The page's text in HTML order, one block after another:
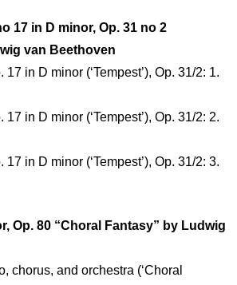
17 in D minor, Op. 31 no 2
van Beethoven
in D minor (‘Tempest’), Op. 31/2: 1.
in D minor (‘Tempest’), Op. 31/2: 2.
in D minor (‘Tempest’), Op. 31/2: 3.
Op. 80 “Choral Fantasy” by Ludwig
chorus, and orchestra (‘Choral